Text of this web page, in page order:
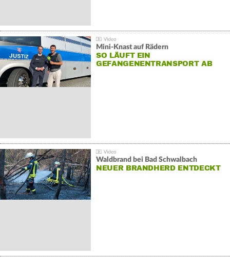
Mini-Knast auf Rädern
SO LÄUFT EIN
GEFANGENENTRANSPORT AB
Waldbrand bei Bad Schwalbach
NEUER BRANDHERD ENTDECKT